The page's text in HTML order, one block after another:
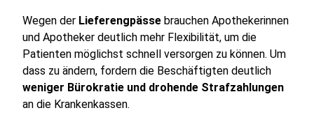
Wegen der Lieferengpässe brauchen Apothekerinnen
und Apotheker deutlich mehr Flexibilität, um die
Patienten möglichst schnell versorgen zu können. Um
dass zu ändern, fordern die Beschäftigten deutlich
weniger Bürokratie und drohende Strafzahlungen
an die Krankenkassen.